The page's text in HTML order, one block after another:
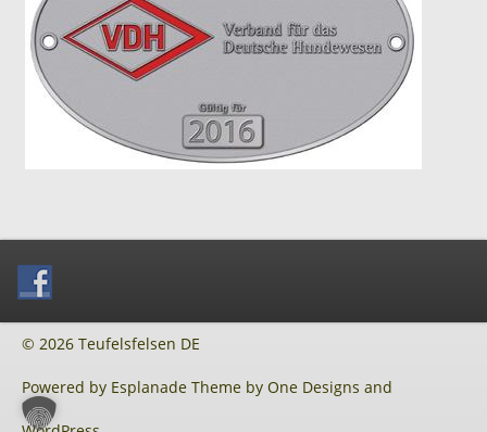
© 2026 Teufelsfelsen DE
Powered by Esplanade Theme by One Designs and